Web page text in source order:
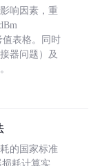
响因素，重
值表格。同时
器问题）及
的国家标准
损耗计算实